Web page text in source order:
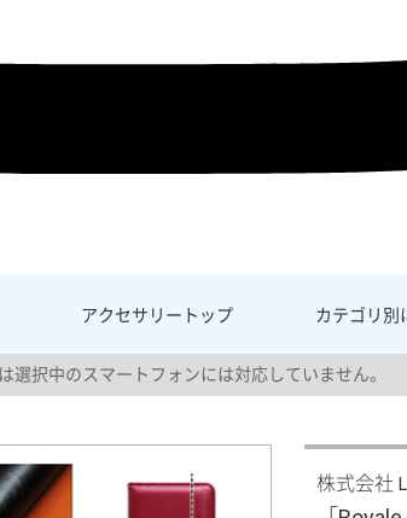
アクセサリー トップ カテゴリ別
選択中のスマートフォンには対応していません。
株式会社